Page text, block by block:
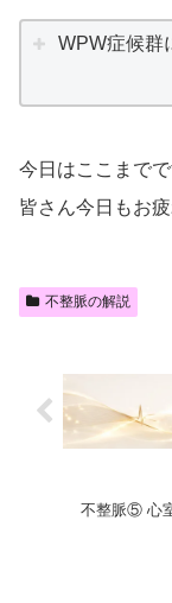
WPW症候群
今日はここまでで
皆さん今日もお疲
不整脈の解説
不整脈⑤ 心